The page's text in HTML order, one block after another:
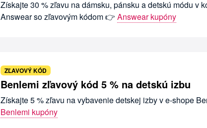
Získajte 30 % zľavu na dámsku, pánsku a detskú módu v
Answear so zľavovým kódom 👉 Answear kupóny
ZĽAVOVÝ KÓD
Benlemi zľavový kód 5 % na detskú izbu
Získajte 5 % zľavu na vybavenie detskej izby v e-shope
Benlemi kupóny